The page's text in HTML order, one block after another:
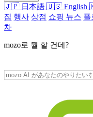
🇯🇵 日本語 🇺🇸 English
집 행사 상점 쇼핑 뉴스 플
차
mozo로 뭘 할 건데?